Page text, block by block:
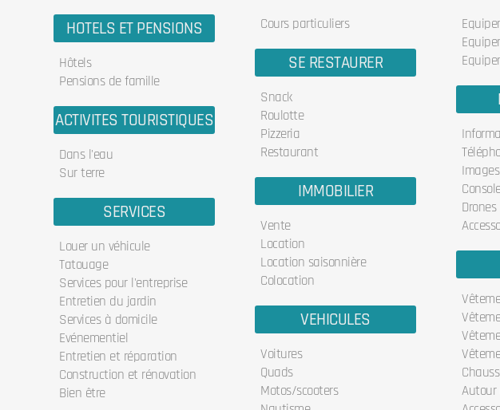
HOTELS ET PENSIONS
Hôtels
Pensions de famille
ACTIVITES TOURISTIQUES
Dans l'eau
Sur terre
SERVICES
Louer un véhicule
Tatouage
Services pour l'entreprise
Entretien du jardin
Services à domicile
Evénementiel
Entretien et réparation
Construction et rénovation
Bien être
Cours particuliers
SE RESTAURER
Snack
Roulotte
Pizzeria
Restaurant
IMMOBILIER
Vente
Location
Location saisonnière
Colocation
VEHICULES
Voitures
Quads
Motos/scooters
Drones
Autour